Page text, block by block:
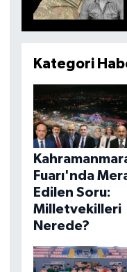
Kategori
Fuarı'nda
Edilen Soru:
Milletvekilleri
Nerede?